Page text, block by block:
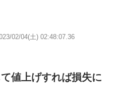
02/04(土) 02:48:07.36
値上げすれば損失に